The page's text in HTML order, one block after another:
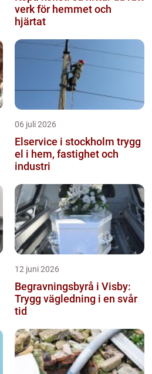
verk för hemmet och
hjärtat
06 juli 2026
Elservice i stockholm trygg
el i hem, fastighet och
industri
12 juni 2026
Begravningsbyrå i Visby:
Trygg vägledning i en svår
tid